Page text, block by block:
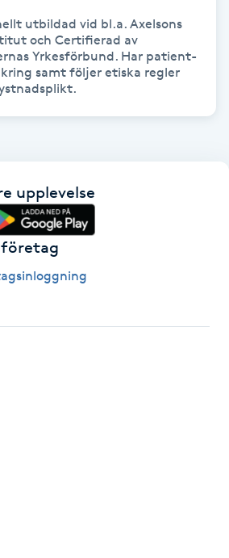
utbildad vid bl.a. Axelsons
och Certifierad av
Yrkesförbund. Har patient-
samt följer etiska regler
upplevelse